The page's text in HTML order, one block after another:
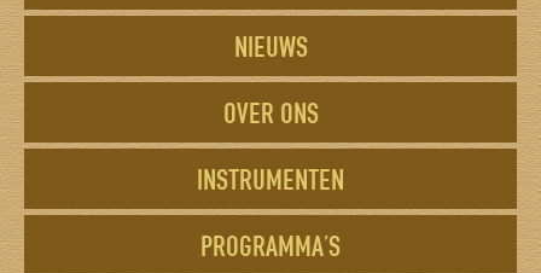
NIEUWS
OVER ONS
INSTRUMENTEN
PROGRAMMA’S